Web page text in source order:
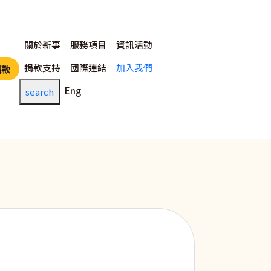
主選單
關於新事 服務項目
資訊活動
捐款支持
國際連結
加入我們
search
Eng